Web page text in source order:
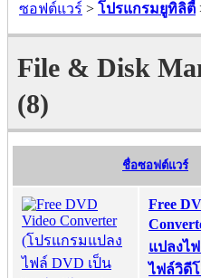
ซอฟต์แวร์ > โปรแกรมยูทิลิตี้
File & Disk
(8)
ชื่อซอฟต์แวร์
Free
แปลงไ
ไฟล์วิดี